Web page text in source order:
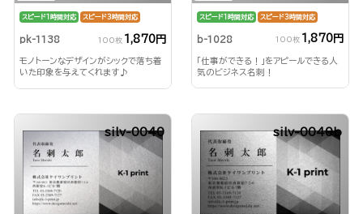
スピード1時間対応 スピード3時間対応
pk-1138 100枚 1,870円
モノトーンなデザインがシックで落ち着
いた印象を与えてくれます♪
スピード1時間対応 スピード3時間対応
b-1028 100枚 1,870円
「仕事ができる！」をアピールできる人
気のビジネス名刺！
silv-0040 silv-0040b